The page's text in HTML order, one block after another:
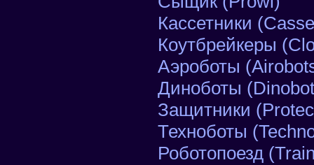
Кассетники
Коутбрейкеры
Аэроботы
Диноботы
Защитники
Техноботы
Роботопоезд